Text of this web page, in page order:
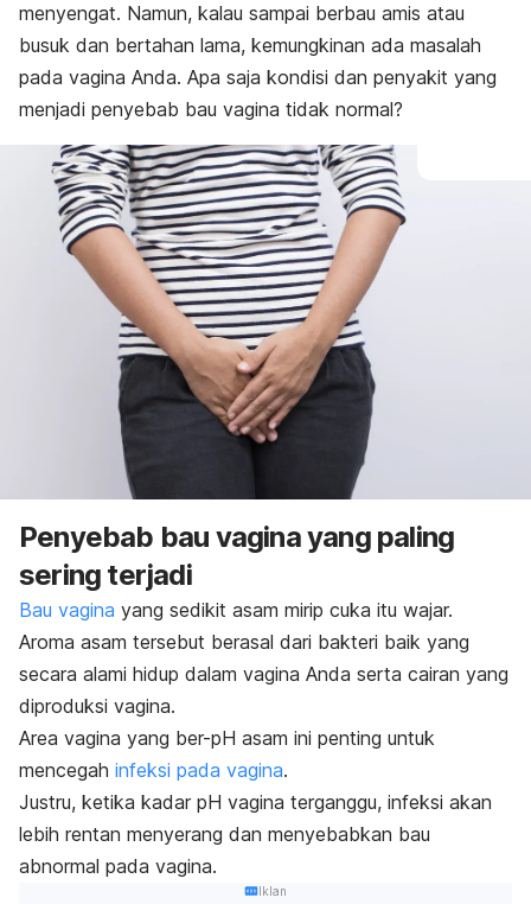
menyengat. Namun, kalau sampai berbau amis atau
busuk dan bertahan lama, kemungkinan ada masalah
pada vagina Anda. Apa saja kondisi dan penyakit yang
menjadi penyebab bau vagina tidak normal?
Penyebab bau vagina yang paling
sering terjadi
Bau vagina yang sedikit asam mirip cuka itu wajar.
Aroma asam tersebut berasal dari bakteri baik yang
secara alami hidup dalam vagina Anda serta cairan yang
diproduksi vagina.
Area vagina yang ber-pH asam ini penting untuk
mencegah infeksi pada vagina.
Justru, ketika kadar pH vagina terganggu, infeksi akan
lebih rentan menyerang dan menyebabkan bau
abnormal pada vagina.
Iklan